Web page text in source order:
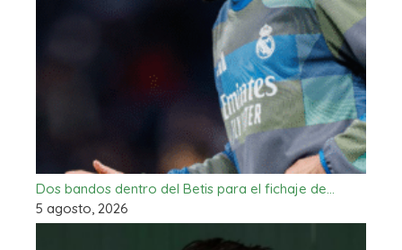
Dos bandos dentro del Betis para el fichaje de…
5 agosto, 2026